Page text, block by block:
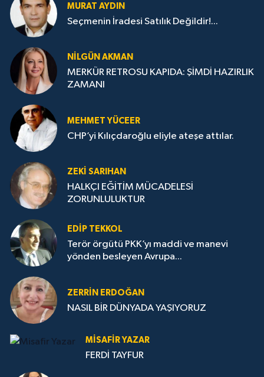
MURAT AYDIN
Seçmenin İradesi Satılık Değildir!...
NILGÜN AKMAN
MERKÜR RETROSU KAPIDA: ŞİMDİ HAZIRLIK
ZAMANI
MEHMET YÜCEER
CHP’yi Kılıçdaroğlu eliyle ateşe attılar.
ZEKI SARIHAN
HALKÇI EĞİTİM MÜCADELESİ
ZORUNLULUKTUR
EDIP TEKKOL
Terör örgütü PKK’yı maddi ve manevi
yönden besleyen Avrupa...
ZERRIN ERDOĞAN
NASIL BİR DÜNYADA YAŞIYORUZ
MISAFIR YAZAR
FERDİ TAYFUR